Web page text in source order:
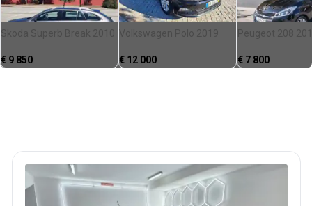
Skoda Superb Break 2010
€ 9 850
Volkswagen Polo 2019
€ 12 000
Peugeot 208
€ 7 800